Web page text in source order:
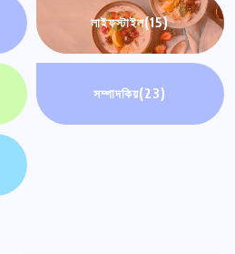
লাইফস্টাইল(15)
সম্পাদকিয়(23)